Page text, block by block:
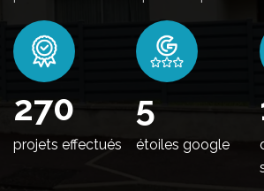
324
projets effectués
5
étoiles google